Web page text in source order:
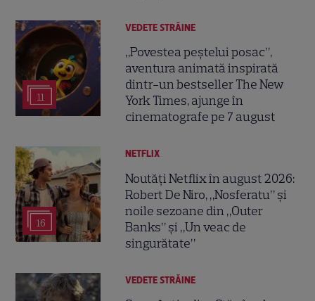
11
VEDETE STRĂINE
„Povestea peștelui posac”,
aventura animată inspirată
dintr-un bestseller The New
York Times, ajunge în
cinematografe pe 7 august
16
NETFLIX
Noutăți Netflix în august 2026:
Robert De Niro, „Nosferatu” și
noile sezoane din „Outer
Banks” și „Un veac de
singurătate”
VEDETE STRĂINE